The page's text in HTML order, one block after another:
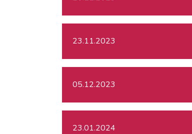
23.11.2023
05.12.2023
23.01.2024